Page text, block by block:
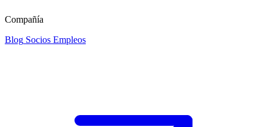
Compañía
Blog Socios Empleos